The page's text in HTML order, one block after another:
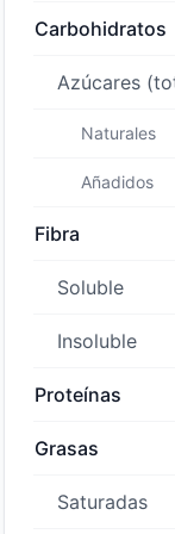
Carbohidratos
Azúcares
Naturales
Añadidos
Fibra
Soluble
Insoluble
Proteínas
Grasas
Saturadas